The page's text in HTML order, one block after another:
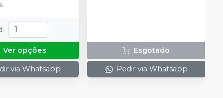
:
Ver opções
via Whatsapp
Esgotado
Pedir via Whatsapp